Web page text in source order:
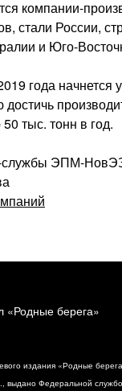
компании-
стали России,
и Юго-
года начнется
тыс. тонн в год.
службы ЭПМ-
берега»
издания «Родные
выдано Федеральной